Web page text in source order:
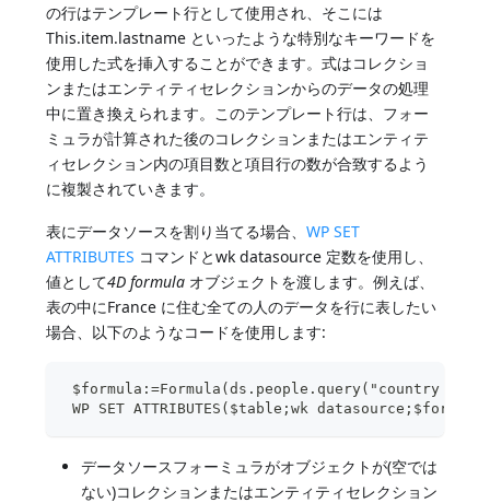
の行はテンプレート行として使用され、そこには
This.item.lastname といったような特別なキーワードを
使用した式を挿入することができます。式はコレクショ
ンまたはエンティティセレクションからのデータの処理
中に置き換えられます。このテンプレート行は、フォー
ミュラが計算された後のコレクションまたはエンティテ
ィセレクション内の項目数と項目行の数が合致するよう
に複製されていきます。
表にデータソースを割り当てる場合、WP SET
ATTRIBUTES コマンドとwk datasource 定数を使用し、
値として4D formula オブジェクトを渡します。例えば、
表の中にFrance に住む全ての人のデータを行に表したい
場合、以下のようなコードを使用します:
$formula:=Formula(ds.people.query("country =
WP SET ATTRIBUTES($table;wk
データソースフォーミュラがオブジェクトが(空では
ない)コレクションまたはエンティティセレクション